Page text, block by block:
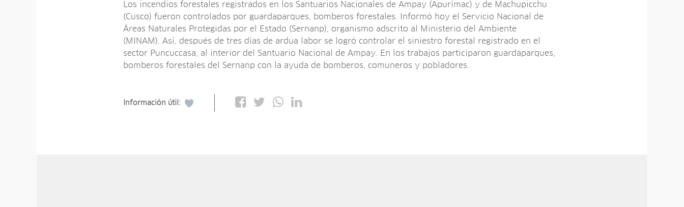
Los incendios forestales registrados en los Santuarios Nacionales de Ampay (Apurímac) y de Machupicchu
(Cusco) fueron controlados por guardaparques, bomberos forestales. Informó hoy el Servicio Nacional de
Áreas Naturales Protegidas por el Estado (Sernanp), organismo adscrito al Ministerio del Ambiente
(MINAM). Así, después de tres días de ardua labor se logró controlar el siniestro forestal registrado en el
sector Puncuccasa, al interior del Santuario Nacional de Ampay. En los trabajos participaron guardaparques,
bomberos forestales del Sernanp con la ayuda de bomberos, comuneros y pobladores.
Información útil: